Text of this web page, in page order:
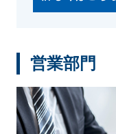
営業部門